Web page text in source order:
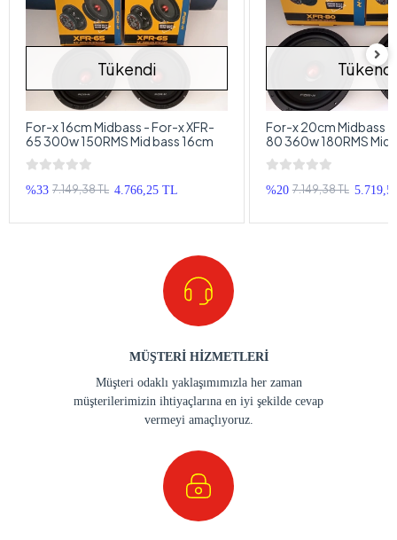
Tükendi
For-x 16cm Midbass - For-x XFR-
65 300w 150RMS Mid bass 16cm
%33 7.149,38 TL 4.766,25 TL
Tükendi
For-x 20cm Midbass -
80 360w 180RMS Mid
%20 7.149,38 TL
MÜŞTERİ HİZMETLERİ
Müşteri odaklı yaklaşımımızla her zaman
müşterilerimizin ihtiyaçlarına en iyi şekilde cevap
vermeyi amaçlıyoruz.